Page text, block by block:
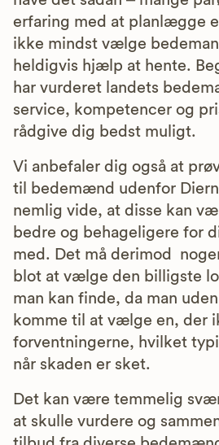
erfaring med at planlægge
ikke mindst vælge
heldigvis hjælp at hente.
har vurderet landets
service, kompetencer og
rådgive dig bedst muligt.
Vi anbefaler dig også at
til bedemænd udenfor
nemlig vide, at disse kan
bedre og behageligere for
med. Det må derimod
blot at vælge den billigste
man kan finde, da man
komme til at vælge en, der
forventningerne, hvilket
når skaden er sket.
Det kan være temmelig
at skulle vurdere og